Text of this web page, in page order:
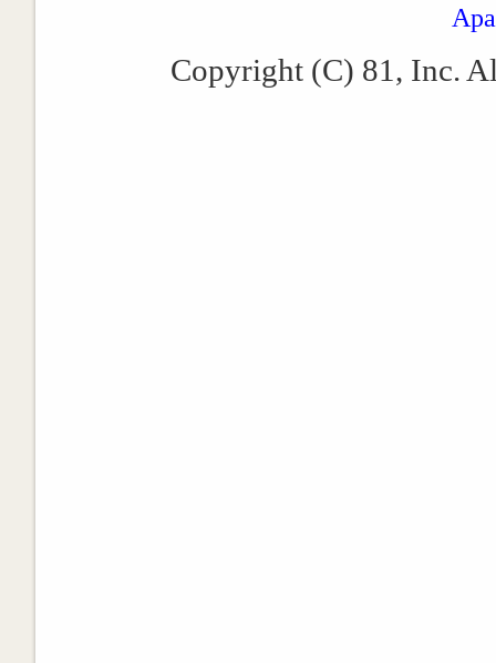
Copyright (C) 81, Inc.